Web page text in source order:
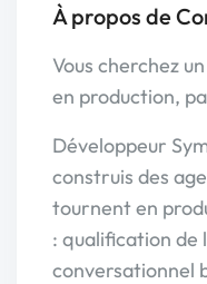
À propos de
Vous cherchez
en production,
Développeur
construis des
tournent en
: qualification de
conversationnel